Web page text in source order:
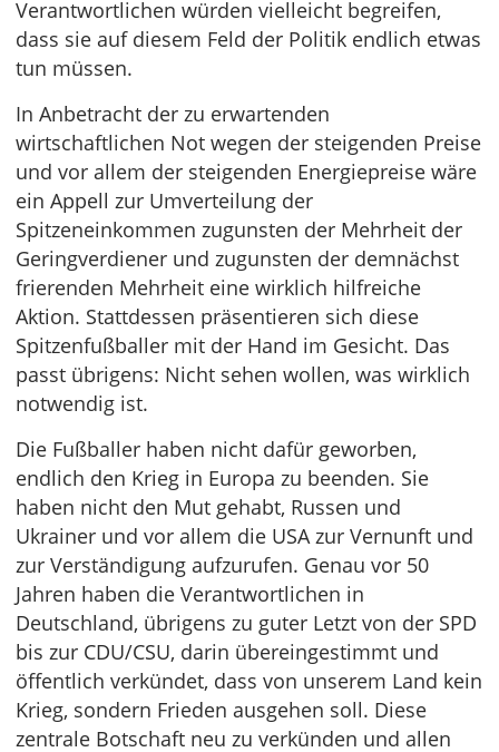
Verantwortlichen würden vielleicht begreifen,
dass sie auf diesem Feld der Politik endlich etwas
tun müssen.
In Anbetracht der zu erwartenden
wirtschaftlichen Not wegen der steigenden Preise
und vor allem der steigenden Energiepreise wäre
ein Appell zur Umverteilung der
Spitzeneinkommen zugunsten der Mehrheit der
Geringverdiener und zugunsten der demnächst
frierenden Mehrheit eine wirklich hilfreiche
Aktion. Stattdessen präsentieren sich diese
Spitzenfußballer mit der Hand im Gesicht. Das
passt übrigens: Nicht sehen wollen, was wirklich
notwendig ist.
Die Fußballer haben nicht dafür geworben,
endlich den Krieg in Europa zu beenden. Sie
haben nicht den Mut gehabt, Russen und
Ukrainer und vor allem die USA zur Vernunft und
zur Verständigung aufzurufen. Genau vor 50
Jahren haben die Verantwortlichen in
Deutschland, übrigens zu guter Letzt von der SPD
bis zur CDU/CSU, darin übereingestimmt und
öffentlich verkündet, dass von unserem Land kein
Krieg, sondern Frieden ausgehen soll. Diese
zentrale Botschaft neu zu verkünden und allen